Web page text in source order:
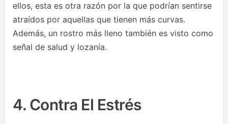
ellos, esta es otra razón por la que podrían sentirse
atraídos por aquellas que tienen más curvas.
Además, un rostro más lleno también es visto como
señal de salud y lozanía.
4. Contra El Estrés